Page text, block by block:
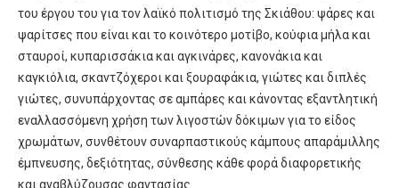
του έργου του για τον λαϊκό πολιτισμό της Σκιάθου: ψάρες και
ψαρίτσες που είναι και το κοινότερο μοτίβο, κούφια μήλα και
σταυροί, κυπαρισσάκια και αγκινάρες, κανονάκια και
καγκιόλια, σκαντζόχεροι και ξουραφάκια, γιώτες και διπλές
γιώτες, συνυπάρχοντας σε αμπάρες και κάνοντας εξαντλητική
εναλλασσόμενη χρήση των λιγοστών δόκιμων για το είδος
χρωμάτων, συνθέτουν συναρπαστικούς κάμπους απαράμιλλης
έμπνευσης, δεξιότητας, σύνθεσης κάθε φορά διαφορετικής
και αναβλύζουσας φαντασίας.